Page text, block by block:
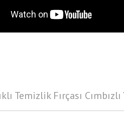
Temizlik Fırçası